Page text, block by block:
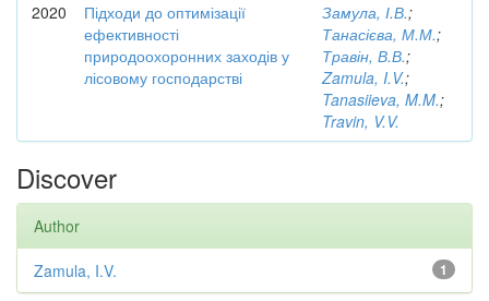
2020
Підходи до оптимізації
ефективності
природоохоронних заходів у
лісовому господарстві
Замула, І.В.;
Танасієва, М.М.;
Травін, В.В.;
Zamula, I.V.;
Tanasiieva, M.M.;
Travin, V.V.
Discover
Author
1
Zamula, I.V.